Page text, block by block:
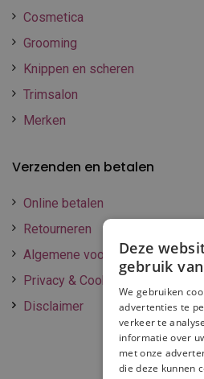
Cosmetica
Grooming
Knippen en scheren
Trimsalon
Merken
Verzenden en betalen
Online betalen
Retourneren
Algemene voorwaarden
Privacy & Cookie policy
Disclaimer
Deze
gebruik
We gebruiken
advertenties te
verkeer te
informatie over
met onze
die deze kunnen